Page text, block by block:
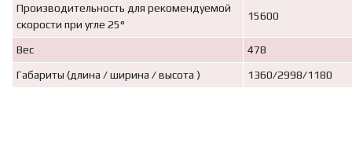
Производительность для рекомендуемой
скорости при угле 25°
15600
Вес
478
Габариты (длина / ширина / высота )
1360/2998/1180